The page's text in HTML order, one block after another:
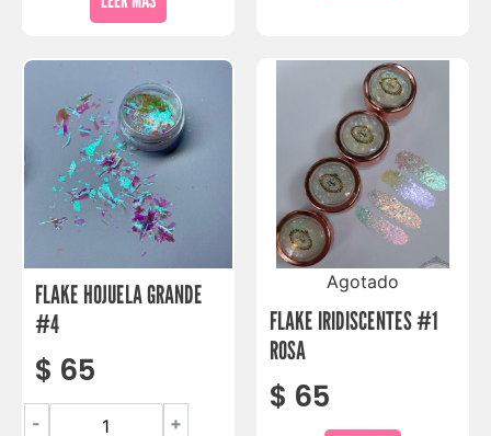
FLAKE HOJUELA GRANDE
#4
$ 65
- +
Agotado
FLAKE IRIDISCENTES #1
ROSA
$ 65